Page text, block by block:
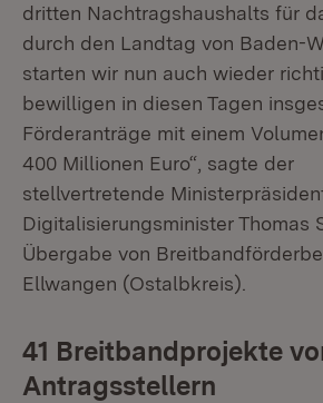
dritten Nachtragshaushalts für
durch den Landtag von Baden-
starten wir nun auch wieder
bewilligen in diesen Tagen
Förderanträge mit einem
400 Millionen Euro“, sagte der
stellvertretende
Digitalisierungsminister Thomas
Übergabe von
Ellwangen (Ostalbkreis).
41 Breitbandprojekte
Antragsstellern